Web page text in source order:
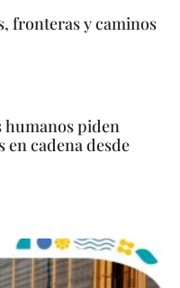
fronteras y caminos
humanos piden
cadena desde